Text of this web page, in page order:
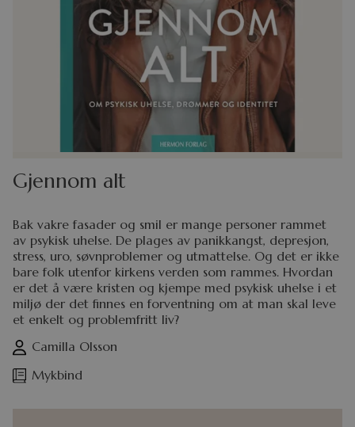
Gjennom alt
Bak vakre fasader og smil er mange personer rammet
av psykisk uhelse. De plages av panikkangst, depresjon,
stress, uro, søvnproblemer og utmattelse. Og det er ikke
bare folk utenfor kirkens verden som rammes. Hvordan
er det å være kristen og kjempe med psykisk uhelse i et
miljø der det finnes en forventning om at man skal leve
et enkelt og problemfritt liv?
Camilla Olsson
Mykbind